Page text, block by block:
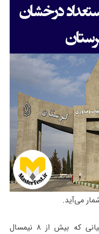
: در صورتی پرونده متقاضیانی که بیش از ۸ نیمسال